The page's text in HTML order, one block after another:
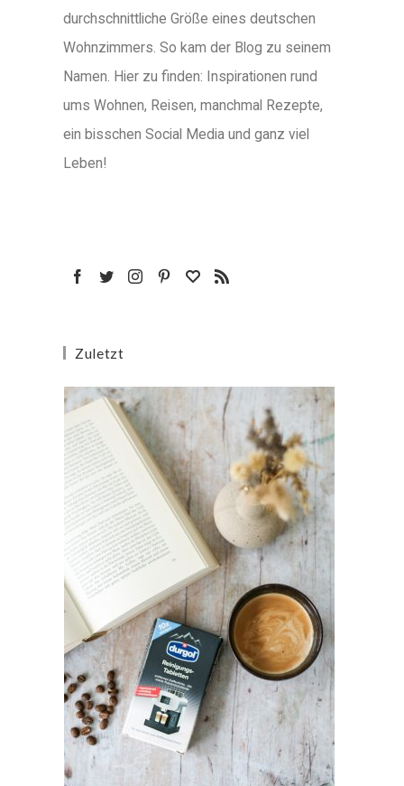
durchschnittliche Größe eines deutschen
Wohnzimmers. So kam der Blog zu seinem
Namen. Hier zu finden: Inspirationen rund
ums Wohnen, Reisen, manchmal Rezepte,
ein bisschen Social Media und ganz viel
Leben!
Zuletzt